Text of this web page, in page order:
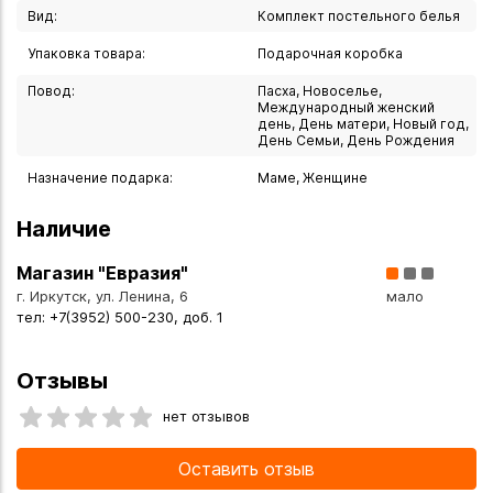
- Универсальность: классический дизайн коллекции
Комплектация (размер «Семейный»):
- пододеяльники: 150х210 см — 2 шт. (застёжка — молния);
- простыня: 230х250 см — 1 шт.;
см — 2 шт. (застёжка — клапан).
— всего 7 предметов.
- размер: семейный;
- материал: сатин;
- плотность ткани: 125 г/м 2
Вид: Комплект постельного белья
Упаковка товара: Подарочная коробка
Повод:
Пасха, Новоселье,
Международный женский
день, День матери, Новый год,
День Семьи, День Рождения
Назначение подарка: Маме, Женщине
Наличие
Магазин "Евразия"
г. Иркутск, ул. Ленина, 6
тел: +7(3952) 500-230, доб. 1
мало
Отзывы
нет отзывов
Оставить отзыв